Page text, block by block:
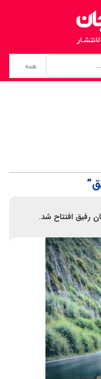
با شفق”
رفیق افتتاح شد.